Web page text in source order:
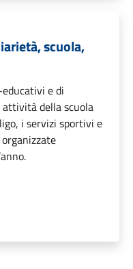
scuola,
e di
della scuola
i servizi sportivi e